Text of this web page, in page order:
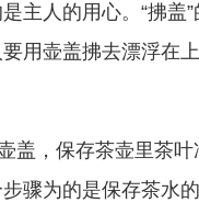
主人的用心。“拂盖
用壶盖拂去漂浮在
盖，保存茶壶里茶
骤为的是保存茶水